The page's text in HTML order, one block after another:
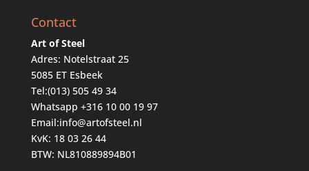
Contact
Art of Steel
Adres: Notelstraat 25
5085 ET Esbeek
Tel:(013) 505 49 34
Whatsapp +316 10 00 19 97
Email:info@artofsteel.nl
KvK: 18 03 26 44
BTW: NL810889894B01